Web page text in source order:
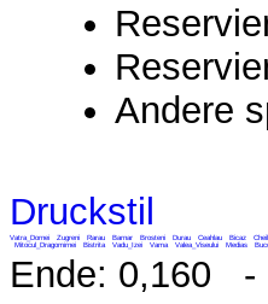
Andere
Druckstil
Vatra_Dornei Zugreni Rarau Barnar Brosteni Durau Ceahlau Bicaz
Mitocul_Dragomirnei
Bistrita Vadu_Izei Vama Valea_Viseului Medias
Ende: 0,160 -